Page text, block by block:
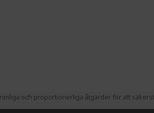
och proportionerliga åtgärder för att